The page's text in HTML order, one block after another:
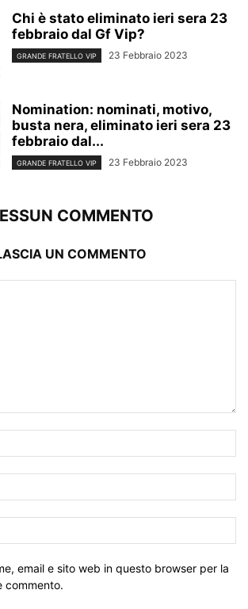
Chi è stato eliminato ieri sera 23
febbraio dal Gf Vip?
GRANDE FRATELLO VIP 23 Febbraio 2023
Nomination: nominati, motivo,
busta nera, eliminato ieri sera 23
febbraio dal...
GRANDE FRATELLO VIP 23 Febbraio 2023
COMMENTO
UN COMMENTO
email e sito web in questo browser per la
commento.